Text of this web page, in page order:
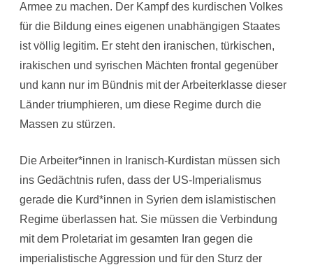
Armee zu machen. Der Kampf des kurdischen Volkes
für die Bildung eines eigenen unabhängigen Staates
ist völlig legitim. Er steht den iranischen, türkischen,
irakischen und syrischen Mächten frontal gegenüber
und kann nur im Bündnis mit der Arbeiterklasse dieser
Länder triumphieren, um diese Regime durch die
Massen zu stürzen.
Die Arbeiter*innen in Iranisch-Kurdistan müssen sich
ins Gedächtnis rufen, dass der US-Imperialismus
gerade die Kurd*innen in Syrien dem islamistischen
Regime überlassen hat. Sie müssen die Verbindung
mit dem Proletariat im gesamten Iran gegen die
imperialistische Aggression und für den Sturz der